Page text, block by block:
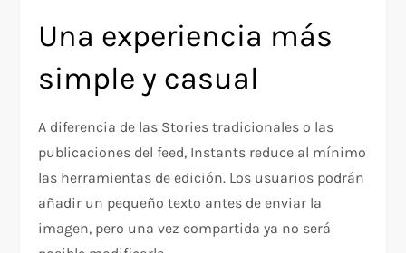
Una experiencia más
simple y casual
A diferencia de las Stories tradicionales o las
publicaciones del feed, Instants reduce al mínimo
las herramientas de edición. Los usuarios podrán
añadir un pequeño texto antes de enviar la
imagen, pero una vez compartida ya no será